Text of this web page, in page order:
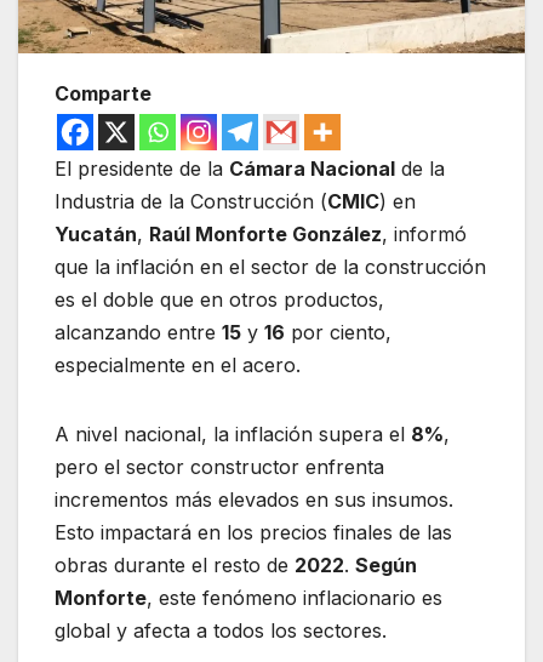
Comparte
El presidente de la Cámara Nacional de la
Industria de la Construcción (CMIC) en
Yucatán, Raúl Monforte González, informó
que la inflación en el sector de la construcción
es el doble que en otros productos,
alcanzando entre 15 y 16 por ciento,
especialmente en el acero.
A nivel nacional, la inflación supera el 8%,
pero el sector constructor enfrenta
incrementos más elevados en sus insumos.
Esto impactará en los precios finales de las
obras durante el resto de 2022. Según
Monforte, este fenómeno inflacionario es
global y afecta a todos los sectores.